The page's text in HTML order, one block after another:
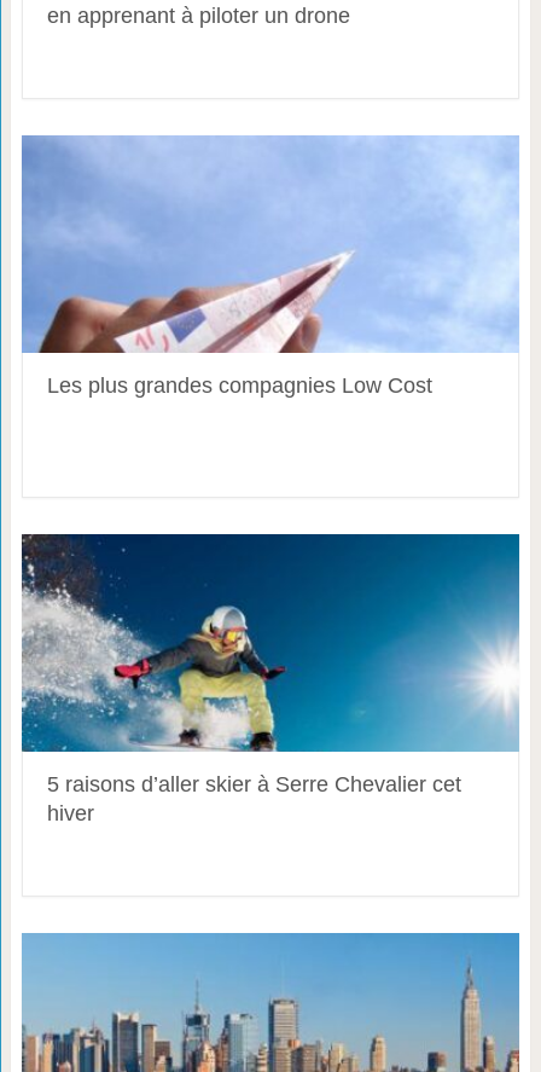
en apprenant à piloter un drone
Les plus grandes compagnies Low Cost
5 raisons d’aller skier à Serre Chevalier cet
hiver